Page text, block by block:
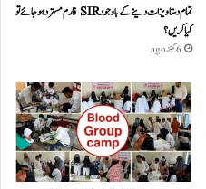
تمام دستاویزات دینے کے باوجود SIR فارم مسترد ہو جائے تو
کیا کریں؟
6 گھنٹے ago